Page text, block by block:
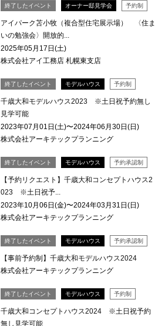
終了したイベント オーナー邸見学会 予約制
アイパーク苫小牧（複合型住宅展示場） 〈住ま
いの勉強会〉開放的...
2025年05月17日(土)
株式会社アイ工務店 札幌東支店
終了したイベント モデルハウス 予約制
千歳大和モデルハウス2023 ※土日祝予約無し
見学可能
2023年07月01日(土)〜2024年06月30日(日)
株式会社アーキテックプランニング
終了したイベント モデルハウス 予約承認制
【予約リクエスト】千歳大和コンセプトハウス2
023 ※土日祝予...
2023年10月06日(金)〜2024年03月31日(日)
株式会社アーキテックプランニング
終了したイベント モデルハウス 予約承認制
【事前予約制】千歳大和モデルハウス2024
株式会社アーキテックプランニング
終了したイベント モデルハウス 予約制
千歳大和コンセプトハウス2024 ※土日祝予約
無し見学可能